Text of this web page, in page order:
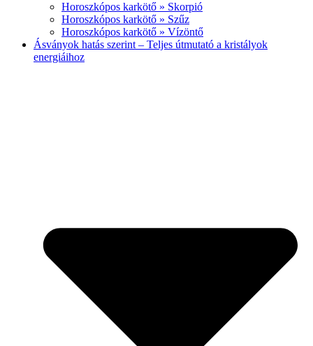
Horoszkópos karkötő » Skorpió
Horoszkópos karkötő » Szűz
Horoszkópos karkötő » Vízöntő
Ásványok hatás szerint – Teljes útmutató a kristályok
energiáihoz